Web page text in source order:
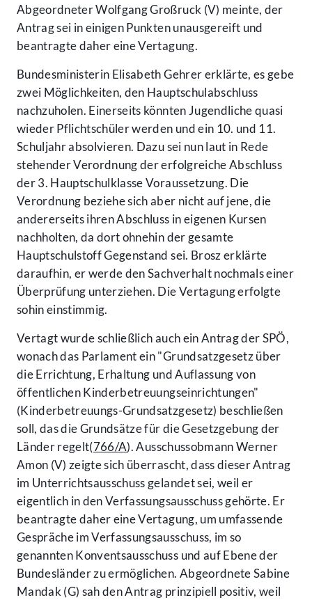
Abgeordneter Wolfgang Großruck (V) meinte, der
Antrag sei in einigen Punkten unausgereift und
beantragte daher eine Vertagung.
Bundesministerin Elisabeth Gehrer erklärte, es gebe
zwei Möglichkeiten, den Hauptschulabschluss
nachzuholen. Einerseits könnten Jugendliche quasi
wieder Pflichtschüler werden und ein 10. und 11.
Schuljahr absolvieren. Dazu sei nun laut in Rede
stehender Verordnung der erfolgreiche Abschluss
der 3. Hauptschulklasse Voraussetzung. Die
Verordnung beziehe sich aber nicht auf jene, die
andererseits ihren Abschluss in eigenen Kursen
nachholten, da dort ohnehin der gesamte
Hauptschulstoff Gegenstand sei. Brosz erklärte
daraufhin, er werde den Sachverhalt nochmals einer
Überprüfung unterziehen. Die Vertagung erfolgte
sohin einstimmig.
Vertagt wurde schließlich auch ein Antrag der SPÖ,
wonach das Parlament ein "Grundsatzgesetz über
die Errichtung, Erhaltung und Auflassung von
öffentlichen Kinderbetreuungseinrichtungen"
(Kinderbetreuungs-Grundsatzgesetz) beschließen
soll, das die Grundsätze für die Gesetzgebung der
Länder regelt(766/A). Ausschussobmann Werner
Amon (V) zeigte sich überrascht, dass dieser Antrag
im Unterrichtsausschuss gelandet sei, weil er
eigentlich in den Verfassungsausschuss gehörte. Er
beantragte daher eine Vertagung, um umfassende
Gespräche im Verfassungsausschuss, im so
genannten Konventsausschuss und auf Ebene der
Bundesländer zu ermöglichen. Abgeordnete Sabine
Mandak (G) sah den Antrag prinzipiell positiv, weil